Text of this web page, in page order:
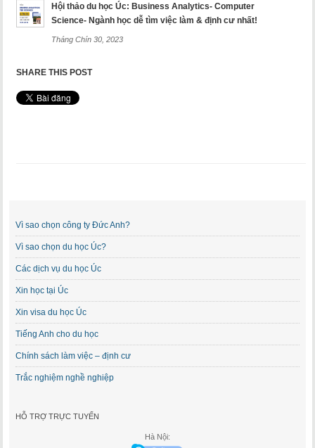
Hội thảo du học Úc: Business Analytics- Computer
Science- Ngành học dễ tìm việc làm & định cư nhất!
Tháng Chín 30, 2023
SHARE THIS POST
Vì sao chọn công ty Đức Anh?
Vì sao chọn du học Úc?
Các dịch vụ du học Úc
Xin học tại Úc
Xin visa du học Úc
Tiếng Anh cho du học
Chính sách làm việc – định cư
Trắc nghiệm nghề nghiệp
HỖ TRỢ TRỰC TUYẾN
Hà Nội: